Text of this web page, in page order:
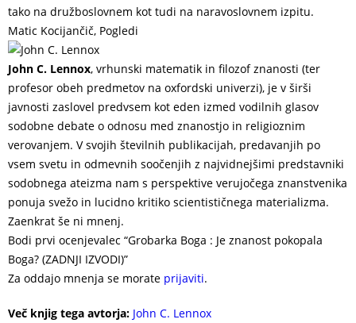
tako na družboslovnem kot tudi na naravoslovnem izpitu.
Matic Kocijančič, Pogledi
John C. Lennox, vrhunski matematik in filozof znanosti (ter
profesor obeh predmetov na oxfordski univerzi), je v širši
javnosti zaslovel predvsem kot eden izmed vodilnih glasov
sodobne debate o odnosu med znanostjo in religioznim
verovanjem. V svojih številnih publikacijah, predavanjih po
vsem svetu in odmevnih soočenjih z najvidnejšimi predstavniki
sodobnega ateizma nam s perspektive verujočega znanstvenika
ponuja svežo in lucidno kritiko scientističnega materializma.
Zaenkrat še ni mnenj.
Bodi prvi ocenjevalec “Grobarka Boga : Je znanost pokopala
Boga? (ZADNJI IZVODI)”
Za oddajo mnenja se morate prijaviti.
Več knjig tega avtorja: John C. Lennox